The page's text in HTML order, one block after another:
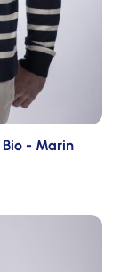
Bio - Marin